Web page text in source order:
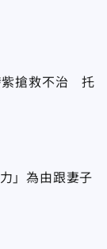
紫搶救不治 托
」為由跟妻子